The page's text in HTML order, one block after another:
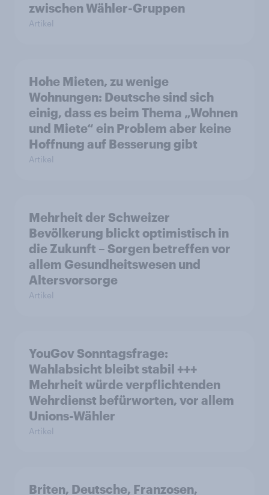
zwischen Wähler-Gruppen
Artikel
Hohe Mieten, zu wenige
Wohnungen: Deutsche sind sich
einig, dass es beim Thema „Wohnen
und Miete“ ein Problem aber keine
Hoffnung auf Besserung gibt
Artikel
Mehrheit der Schweizer
Bevölkerung blickt optimistisch in
die Zukunft – Sorgen betreffen vor
allem Gesundheitswesen und
Altersvorsorge
Artikel
YouGov Sonntagsfrage:
Wahlabsicht bleibt stabil +++
Mehrheit würde verpflichtenden
Wehrdienst befürworten, vor allem
Unions-Wähler
Artikel
Briten, Deutsche, Franzosen,